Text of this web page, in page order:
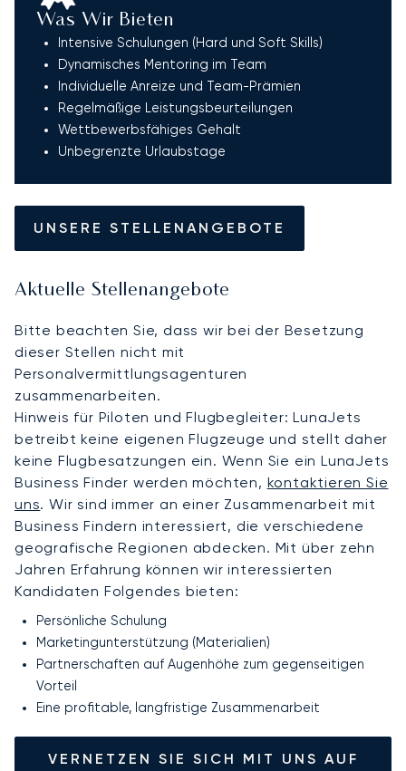
Was Wir Bieten
Intensive Schulungen (Hard und Soft Skills)
Dynamisches Mentoring im Team
Individuelle Anreize und Team-Prämien
Regelmäßige Leistungsbeurteilungen
Wettbewerbsfähiges Gehalt
Unbegrenzte Urlaubstage
UNSERE STELLENANGEBOTE
Aktuelle Stellenangebote
Bitte beachten Sie, dass wir bei der Besetzung
dieser Stellen nicht mit
Personalvermittlungsagenturen
zusammenarbeiten.
Hinweis für Piloten und Flugbegleiter: LunaJets
betreibt keine eigenen Flugzeuge und stellt daher
keine Flugbesatzungen ein. Wenn Sie ein LunaJets
Business Finder werden möchten, kontaktieren Sie
uns. Wir sind immer an einer Zusammenarbeit mit
Business Findern interessiert, die verschiedene
geografische Regionen abdecken. Mit über zehn
Jahren Erfahrung können wir interessierten
Kandidaten Folgendes bieten:
Persönliche Schulung
Marketingunterstützung (Materialien)
Partnerschaften auf Augenhöhe zum gegenseitigen
Vorteil
Eine profitable, langfristige Zusammenarbeit
VERNETZEN SIE SICH MIT UNS AUF